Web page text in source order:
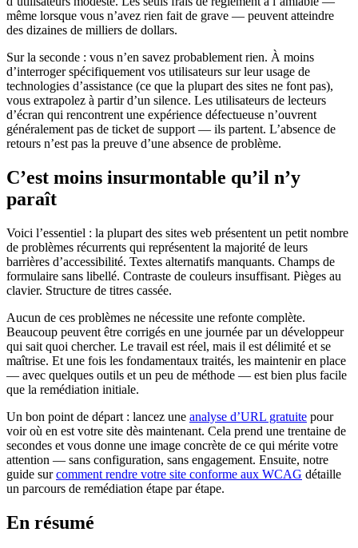
même lorsque vous n’avez rien fait de grave — peuvent atteindre
des dizaines de milliers de dollars.
Sur la seconde : vous n’en savez probablement rien. À moins
d’interroger spécifiquement vos utilisateurs sur leur usage de
technologies d’assistance (ce que la plupart des sites ne font pas),
vous extrapolez à partir d’un silence. Les utilisateurs de lecteurs
d’écran qui rencontrent une expérience défectueuse n’ouvrent
généralement pas de ticket de support — ils partent. L’absence de
retours n’est pas la preuve d’une absence de problème.
C’est moins insurmontable qu’il n’y
paraît
Voici l’essentiel : la plupart des sites web présentent un petit nombre
de problèmes récurrents qui représentent la majorité de leurs
barrières d’accessibilité. Textes alternatifs manquants. Champs de
formulaire sans libellé. Contraste de couleurs insuffisant. Pièges au
clavier. Structure de titres cassée.
Aucun de ces problèmes ne nécessite une refonte complète.
Beaucoup peuvent être corrigés en une journée par un développeur
qui sait quoi chercher. Le travail est réel, mais il est délimité et se
maîtrise. Et une fois les fondamentaux traités, les maintenir en place
— avec quelques outils et un peu de méthode — est bien plus facile
que la remédiation initiale.
Un bon point de départ : lancez une analyse d’URL gratuite pour
voir où en est votre site dès maintenant. Cela prend une trentaine de
secondes et vous donne une image concrète de ce qui mérite votre
attention — sans configuration, sans engagement. Ensuite, notre
guide surcomment rendre votre site conforme aux WCAG détaille
un parcours de remédiation étape par étape.
En résumé